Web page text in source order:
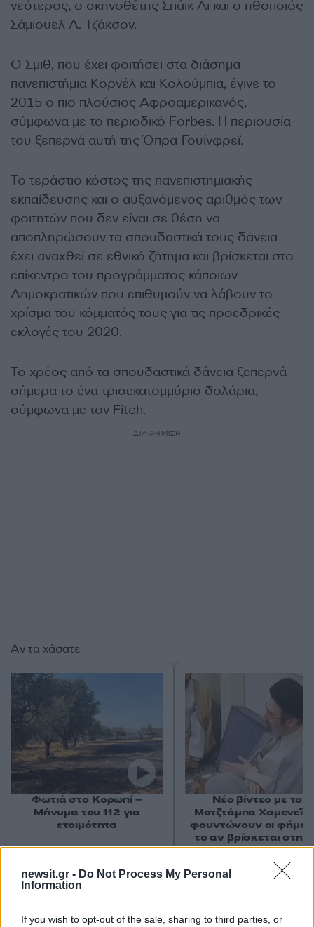
newsit.gr - Do Not Process My Personal
Information
If you wish to opt-out of the sale, sharing to third parties, or
νεότερος, ο σκηνοθέτης Σπάικ Λι και ο ηθοποιός
Σάμιουελ Λ. Τζάκσον.
Ο Σμιθ, που έχει φοιτήσει στα διάσημα
πανεπιστήμια Κορνέλ και Κολούμπια, έγινε το
2015 ο πιο πλούσιος Αφροαμερικανός,
σύμφωνα με το περιοδικό Forbes. Η περιουσία
του ξεπερνά αυτή της Όπρα Γουίνφρεϊ.
Το τεράστιο κόστος της πανεπιστημιακής
εκπαίδευσης και ο αυξανόμενος αριθμός των
φοιτητών που δεν είναι σε θέση να
αποπληρώσουν τα σπουδαστικά τους δάνεια
έχει αναχθεί σε εθνικό ζήτημα και βρίσκεται στο
επίκεντρο του προγράμματος κάποιων
Δημοκρατικών που επιθυμούν να λάβουν το
χρίσμα του κόμματός τους για τις προεδρικές
εκλογές του 2020.
Το χρέος από τα σπουδαστικά δάνεια ξεπερνά
σήμερα το ένα τρισεκατομμύριο δολάρια,
σύμφωνα με τον Fitch.
ΔΙΑΦΗΜΙΣΗ
Σχόλια
Αν τα χάσατε
Φωτιά στο Κορωπί –
Μήνυμα του 112 για
ετοιμότητα
Νέο βίντεο με τον
Μοτζτάμπα Χαμενεΐ
φουντώνουν οι φήμες
το αν βρίσκεται στη